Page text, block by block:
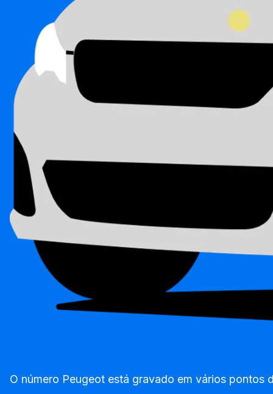
O número Peugeot está gravado em vários pontos